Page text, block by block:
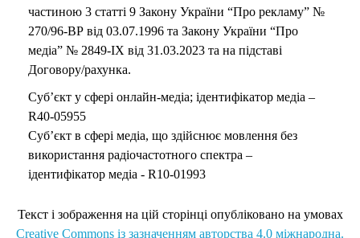
частиною 3 статті 9 Закону України “Про рекламу” №
270/96-ВР від 03.07.1996 та Закону України “Про
медіа” № 2849-IX від 31.03.2023 та на підставі
Договору/рахунка.
Суб’єкт у сфері онлайн-медіа; ідентифікатор медіа –
R40-05955
Суб’єкт в сфері медіа, що здійснює мовлення без
використання радіочастотного спектра –
ідентифікатор медіа - R10-01993
Текст і зображення на цій сторінці опубліковано на умовах
Creative Commons із зазначенням авторства 4.0 міжнародна.